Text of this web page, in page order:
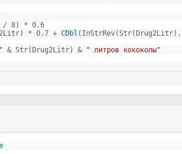
/ 8) * 0.6
* 0.7 + CDbl (InStrRev(Str(Drug2Litr),
& Str(Drug2Litr) &
" литров кококолы"